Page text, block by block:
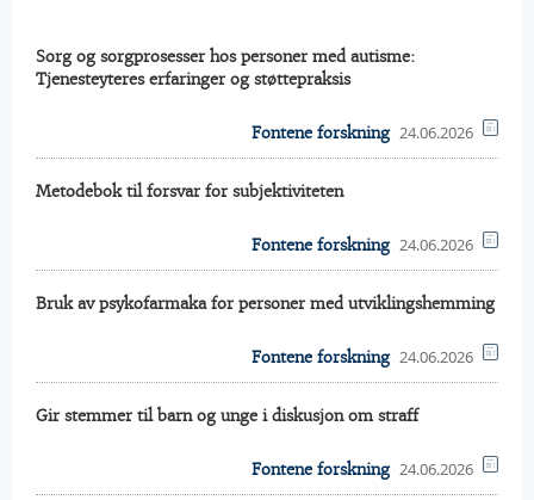
Sorg og sorgprosesser hos personer med autisme:
Tjenesteyteres erfaringer og støttepraksis
Fontene forskning 24.06.2026
Metodebok til forsvar for subjektiviteten
Fontene forskning 24.06.2026
Bruk av psykofarmaka for personer med utviklingshemming
Fontene forskning 24.06.2026
Gir stemmer til barn og unge i diskusjon om straff
Fontene forskning 24.06.2026